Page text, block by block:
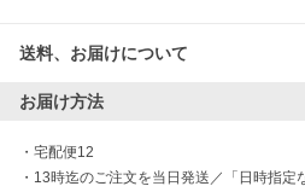
送料、お届けについて
お届け方法
・ 宅配便12
・ 13時迄のご注文を当日発送／「日時指定